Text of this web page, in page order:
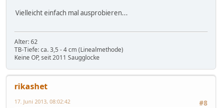
Vielleicht einfach mal ausprobieren...
Alter: 62
TB-Tiefe: ca. 3,5 - 4 cm (Linealmethode)
Keine OP, seit 2011 Saugglocke
rikashet
#8
17. Juni 2013, 08:02:42